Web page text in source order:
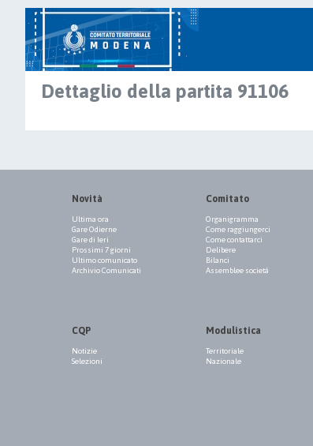
Dettaglio della partita 91106
Novità
Ultima ora
Gare Odierne
Gare di Ieri
Prossimi 7 giorni
Ultimo comunicato
Archivio Comunicati
Comitato
Organigramma
Come raggiungerci
Come contattarci
Delibere
Bilanci
Assemblee società
CQP
Notizie
Selezioni
Modulistica
Territoriale
Nazionale